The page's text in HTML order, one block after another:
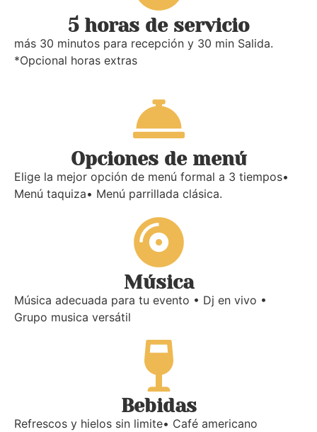
5 horas de servicio
más 30 minutos para recepción y 30 min Salida.
*Opcional horas extras
Opciones de menú
Elige la mejor opción de menú formal a 3 tiempos•
Menú taquiza• Menú parrillada clásica.
Música
Música adecuada para tu evento • Dj en vivo •
Grupo musica versátil
Bebidas
Refrescos y hielos sin limite• Café americano